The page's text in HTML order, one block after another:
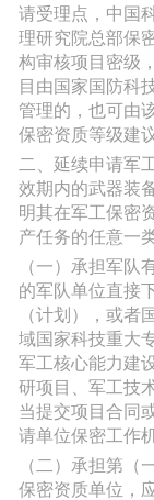
请受理点，中国
理研究院总部保
构审核项目密级
目由国家国防科
管理的，也可由
保密资质等级建
二、延续申请军
效期内的武器装
明其在军工保密
产任务的任意一
（一）承担军队
的军队单位直接
（计划），或者
域国家科技重大
军工核心能力建
研项目、军工技
当提交项目合同
请单位保密工作
（二）承担第（
保密资质单位，